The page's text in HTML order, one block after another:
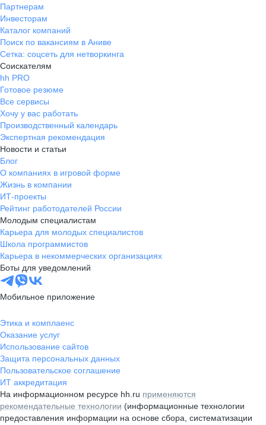
Партнерам
Инвесторам
Каталог компаний
Поиск по вакансиям в Аниве
Сетка: соцсеть для нетворкинга
Соискателям
hh PRO
Готовое резюме
Все сервисы
Хочу у вас работать
Производственный календарь
Экспертная рекомендация
Новости и статьи
Блог
О компаниях в игровой форме
Жизнь в компании
ИТ-проекты
Рейтинг работодателей России
Молодым специалистам
Карьера для молодых специалистов
Школа программистов
Карьера в некоммерческих организациях
Боты для уведомлений
Мобильное приложение
Этика и комплаенс
Оказание услуг
Использование сайтов
Защита персональных данных
Пользовательское соглашение
ИТ аккредитация
На информационном ресурсе hh.ru применяются
рекомендательные технологии (информационные технологии
предоставления информации на основе сбора, систематизации